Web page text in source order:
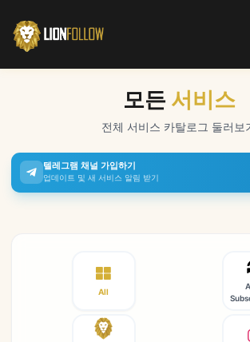
모든 서비스
전체 서비스 카탈로그 둘러보
텔레그램 채널 가입하기
업데이트 및 새 서비스 알림 받기
All